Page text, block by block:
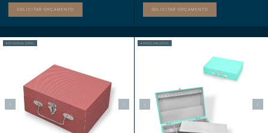
SOLICITAR ORÇAMENTO SOLICITAR ORÇAMENTO
✦ PERSONALIZÁVEL
‹ ›
✦ PERSONALIZÁVEL
‹ ›